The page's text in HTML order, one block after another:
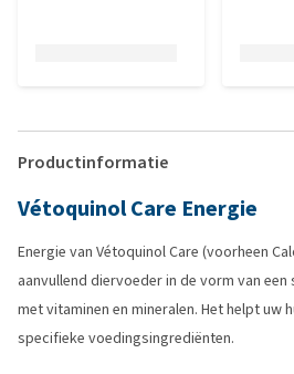
Productinformatie
Vétoquinol Care Energie
Energie van Vétoquinol Care (voorheen
aanvullend diervoeder in de vorm van
met vitaminen en mineralen. Het helpt uw
specifieke voedingsingrediënten.